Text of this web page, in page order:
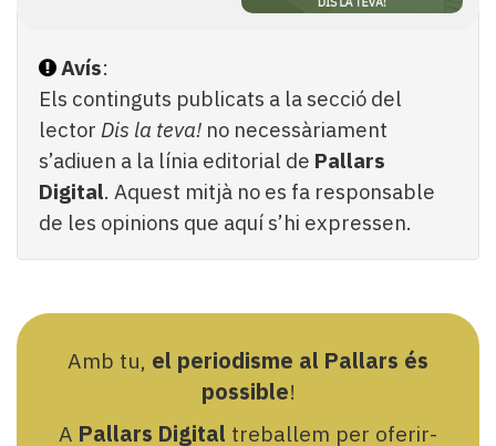
Avís:
Els continguts publicats a la secció del
lector Dis la teva! no necessàriament
s’adiuen a la línia editorial de Pallars
Digital. Aquest mitjà no es fa responsable
de les opinions que aquí s’hi expressen.
Amb tu, el periodisme al Pallars és
possible!
A Pallars Digital treballem per oferir-